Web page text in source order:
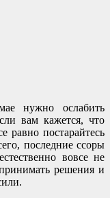
нужно ослабить
вам кажется, что
равно постарайтесь
последние ссоры
вовсе не
решения и